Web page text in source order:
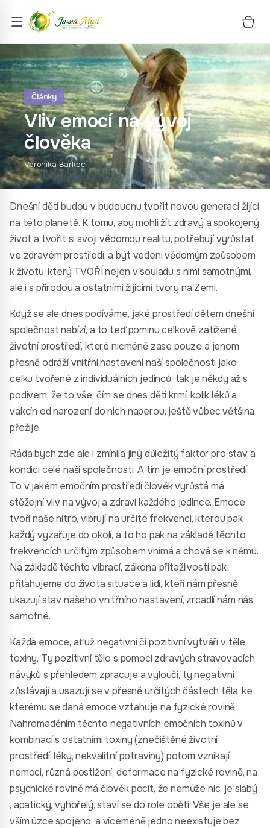
Články
Vliv emocí na vývoj
člověka
Veronika Barkoci
Dnešní děti budou v budoucnu tvořit novou generaci žijící
na této planetě. K tomu, aby mohli žít zdravý a spokojený
život a tvořit si svoji vědomou realitu, potřebují vyrůstat
ve zdravém prostředí, a být vedeni vědomým způsobem
k životu, který TVOŘÍ nejen v souladu s nimi samotnými,
ale i s přírodou a ostatními žijícími tvory na Zemi.
Když se ale dnes podíváme, jaké prostředí dětem dnešní
společnost nabízí, a to teď pominu celkově zatížené
životní prostředí, které nicméně zase pouze a jenom
přesně odráží vnitřní nastavení naší společnosti jako
celku tvořené z individuálních jedinců, tak je někdy až s
podivem, že to vše, čím se dnes děti krmí, kolik léků a
vakcín od narození do nich naperou, ještě vůbec většina
přežije.
Ráda bych zde ale i zmínila jiný důležitý faktor pro stav a
kondici celé naší společnosti. A tím je emoční prostředí.
To v jakém emočním prostředí člověk vyrůstá má
stěžejní vliv na vývoj a zdraví každého jedince. Emoce
tvoří naše nitro, vibrují na určité frekvenci, kterou pak
každý vyzařuje do okolí, a to ho pak na základě těchto
frekvencích určitým způsobem vnímá a chová se k němu.
Na základě těchto vibrací, zákona přitažlivosti pak
přitahujeme do života situace a lidi, kteří nám přesně
ukazují stav našeho vnitřního nastavení, zrcadlí nám nás
samotné.
Každá emoce, ať už negativní či pozitivní vytváří v těle
toxiny. Ty pozitivní tělo s pomocí zdravých stravovacích
návyků s přehledem zpracuje a vyloučí, ty negativní
zůstávají a usazují se v přesně určitých částech těla, ke
kterému se daná emoce vztahuje na fyzické rovině.
Nahromaděním těchto negativních emočních toxinů v
kombinací s ostatními toxiny (znečištěné životní
prostředí, léky, nekvalitní potraviny) potom vznikají
nemoci, různá postižení, deformace na fyzické rovině, na
psychické rovině má člověk pocit, že nemůže nic, je slabý
, apatický, vyhořelý, staví se do role oběti. Vše je ale se
vším úzce spojeno, a víceméně jedno neexistuje bez